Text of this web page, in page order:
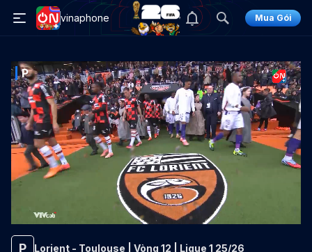
vinaphone Mua Gói
P
P Lorient - Toulouse | Vòng 12 | Ligue 1 25/26